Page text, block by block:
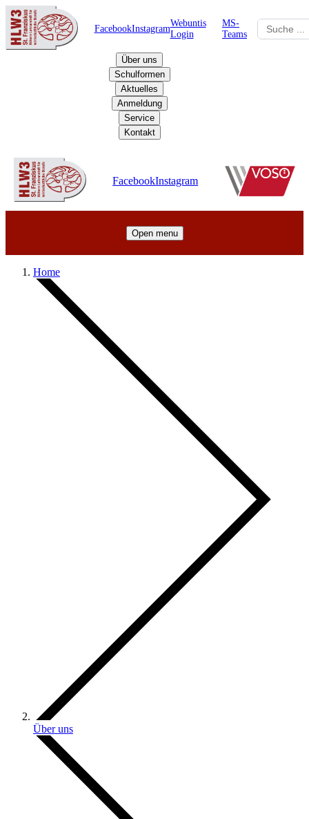
FacebookInstagram
Webuntis
Login
MS-
Teams
Über uns
Schulformen
Aktuelles
Anmeldung
Service
Kontakt
FacebookInstagram
Open menu
Home
Über uns